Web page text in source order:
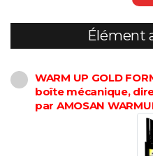
Élément
WARM UP GOLD
boîte mécanique,
par AMOSAN